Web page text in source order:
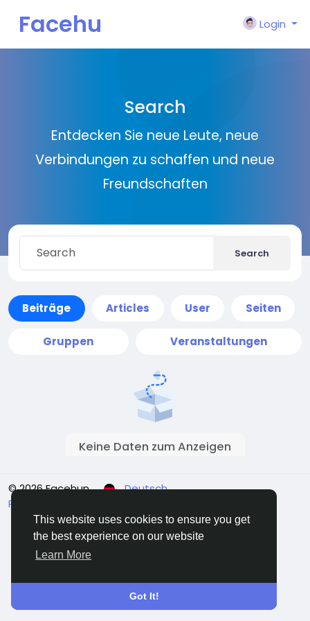
This website uses cookies to ensure you get
the best experience on our website
Learn More
Got It!
Facehu
Login
Search
Entdecken Sie neue Leute, neue
Verbindungen zu schaffen und neue
Freundschaften
Search
Beiträge Articles User Seiten
Gruppen Veranstaltungen
Keine Daten zum Anzeigen
© 2026 Facehun
Deutsch
Rólunk
Kontaktieren Sie uns Verzeichnis